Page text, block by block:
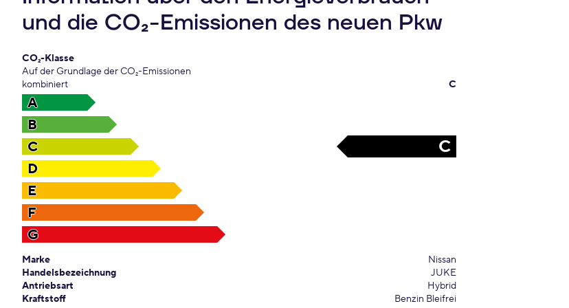
und die CO₂-Emissionen des neuen Pkw
CO₂-Klasse
Auf der Grundlage der CO₂-Emissionen
kombiniert
C
A
B
C
C
D
E
F
G
Marke
Nissan
Handelsbezeichnung
JUKE
Antriebsart
Hybrid
Kraftstoff
Benzin Bleifrei